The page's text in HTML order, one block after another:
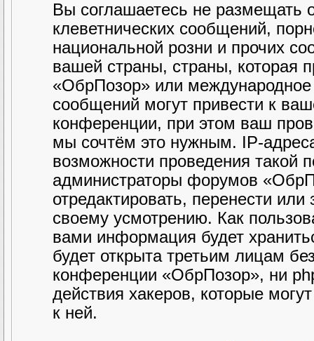
Вы соглашаетесь не размещать
клеветнических сообщений,
национальной розни и прочих
вашей страны, страны, которая
«ОбрПозор» или
сообщений могут привести к
конференции, при этом ваш
мы сочтём это нужным. IP-
возможности проведения такой
администраторы форумов
отредактировать, перенести
своему усмотрению. Как
вами информация будет
будет открыта третьим лицам
конференции «ОбрПозор», ни
действия хакеров, которые
к ней.